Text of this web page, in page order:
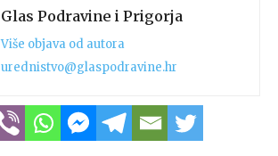
Glas Podravine i Prigorja
Više objava od autora
urednistvo@glaspodravine.hr